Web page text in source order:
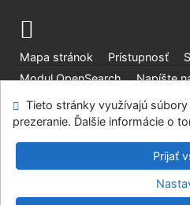
Mapa stránok Prístupnosť
Modul OpenSearch
Napíšte
Slovenská lesnícka a
v.4.8.63a-
Tieto stránky využívajú
prezeranie. Ďalšie informácie o
Prijať